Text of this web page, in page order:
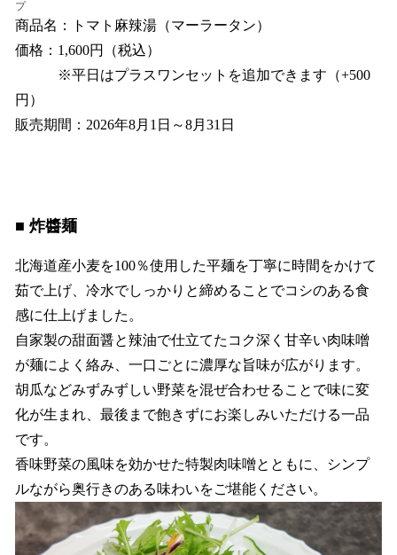
プ
商品名：トマト麻辣湯（マーラータン）
価格：1,600円（税込）
※平日はプラスワンセットを追加できます（+500
円）
販売期間：2026年8月1日～8月31日
■ 炸醬麺
北海道産小麦を100％使用した平麺を丁寧に時間をかけて
茹で上げ、冷水でしっかりと締めることでコシのある食
感に仕上げました。
自家製の甜面醤と辣油で仕立てたコク深く甘辛い肉味噌
が麺によく絡み、一口ごとに濃厚な旨味が広がります。
胡瓜などみずみずしい野菜を混ぜ合わせることで味に変
化が生まれ、最後まで飽きずにお楽しみいただける一品
です。
香味野菜の風味を効かせた特製肉味噌とともに、シンプ
ルながら奥行きのある味わいをご堪能ください。